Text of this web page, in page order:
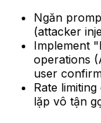
Ngăn
(attacker
Implement
operations
user
Rate
lặp vô tận